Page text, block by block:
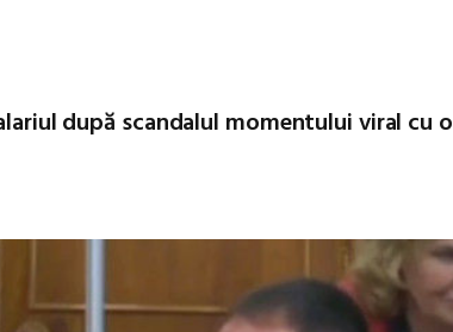
după scandalul momentului viral cu o